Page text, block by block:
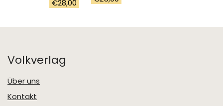
€28,00
Volkverlag
Über uns
Kontakt